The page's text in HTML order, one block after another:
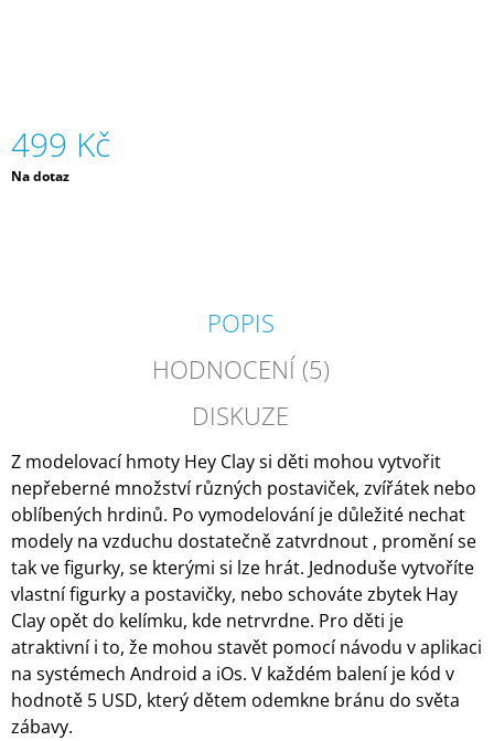
499 Kč
Měrná
Na dotaz
POPIS
HODNOCENÍ (5)
DISKUZE
Z modelovací hmoty Hey Clay si děti mohou vytvořit
nepřeberné množství různých postaviček, zvířátek nebo
oblíbených hrdinů. Po vymodelování je důležité nechat
modely na vzduchu dostatečně zatvrdnout , promění se
tak ve figurky, se kterými si lze hrát. Jednoduše vytvoříte
vlastní figurky a postavičky, nebo schováte zbytek Hay
Clay opět do kelímku, kde netrvrdne. Pro děti je
atraktivní i to, že mohou stavět pomocí návodu v aplikaci
na systémech Android a iOs. V každém balení je kód v
hodnotě 5 USD, který dětem odemkne bránu do světa
zábavy.
ČAROHRANÍ
-
MOŘE